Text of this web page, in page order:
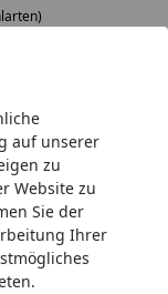
auf unserer
zu
Website zu
Sie der
Ihrer
LED